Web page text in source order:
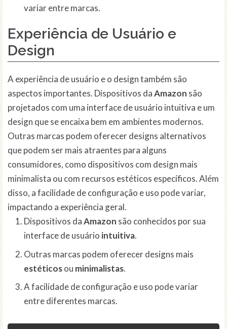
variar entre marcas.
Experiência de Usuário e
Design
A experiência de usuário e o design também são
aspectos importantes. Dispositivos daAmazon são
projetados com uma interface de usuário intuitiva e um
design que se encaixa bem em ambientes modernos.
Outras marcas podem oferecer designs alternativos
que podem ser mais atraentes para alguns
consumidores, como dispositivos com design mais
minimalista ou com recursos estéticos específicos. Além
disso, a facilidade de configuração e uso pode variar,
impactando a experiência geral.
Dispositivos daAmazon são conhecidos por sua
interface de usuário intuitiva.
Outras marcas podem oferecer designs mais
estéticosou minimalistas.
A facilidade de configuração e uso pode variar
entre diferentes marcas.